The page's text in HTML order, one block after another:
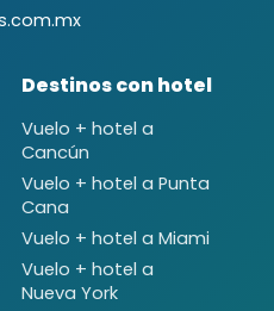
Destinos con hotel
Vuelo + hotel a
Cancún
Vuelo + hotel a Punta
Cana
Vuelo + hotel a Miami
Vuelo + hotel a
Nueva York